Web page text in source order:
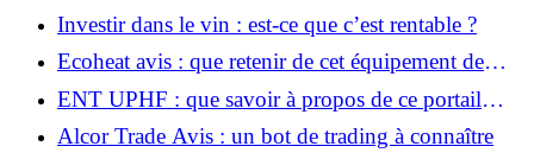
Investir dans le vin : est-ce que c’est rentable ?
Ecoheat avis : que retenir de cet équipement de
chauffage portable écologique ?
ENT UPHF : que savoir à propos de ce portail
numérique de travail ?
Alcor Trade Avis : un bot de trading à connaître